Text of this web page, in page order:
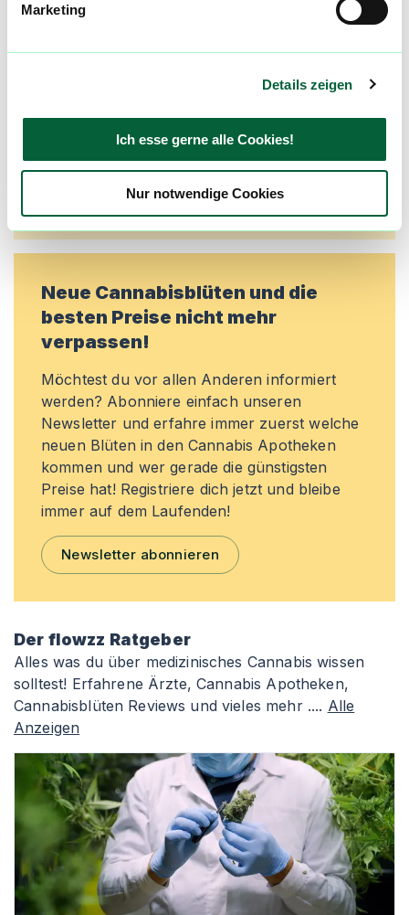
Marketing
Details zeigen
Ich esse gerne alle Cookies!
Nur notwendige Cookies
Alle wichtigen Daten und Fakten - täglich
machen. Melde dich an, um dir deine
exklusive Angebote zu erhalten!
Jetzt registrieren
Neue Cannabisblüten und die
besten Preise nicht mehr
verpassen!
Möchtest du vor allen Anderen informiert
werden? Abonniere einfach unseren
Newsletter und erfahre immer zuerst welche
neuen Blüten in den Cannabis Apotheken
kommen und wer gerade die günstigsten
Preise hat! Registriere dich jetzt und bleibe
immer auf dem Laufenden!
Newsletter abonnieren
Der flowzz Ratgeber
Alles was du über medizinisches Cannabis wissen
solltest! Erfahrene Ärzte, Cannabis Apotheken,
Cannabisblüten Reviews und vieles mehr .... Alle
Anzeigen